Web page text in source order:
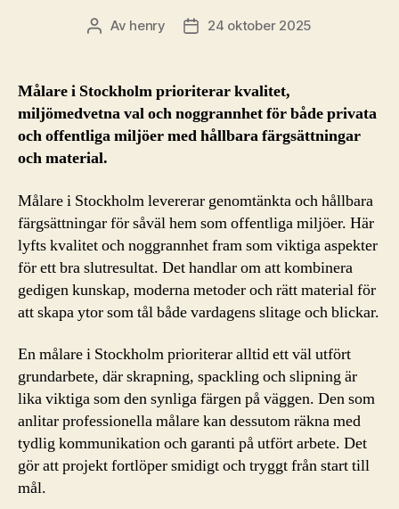
Inläggsförfattare
Av henry Inläggsdatum
24 oktober 2025
Målare i Stockholm prioriterar kvalitet,
miljömedvetna val och noggrannhet för både privata
och offentliga miljöer med hållbara färgsättningar
och material.
Målare i Stockholm levererar genomtänkta och hållbara
färgsättningar för såväl hem som offentliga miljöer. Här
lyfts kvalitet och noggrannhet fram som viktiga aspekter
för ett bra slutresultat. Det handlar om att kombinera
gedigen kunskap, moderna metoder och rätt material för
att skapa ytor som tål både vardagens slitage och blickar.
En målare i Stockholm prioriterar alltid ett väl utfört
grundarbete, där skrapning, spackling och slipning är
lika viktiga som den synliga färgen på väggen. Den som
anlitar professionella målare kan dessutom räkna med
tydlig kommunikation och garanti på utfört arbete. Det
gör att projekt fortlöper smidigt och tryggt från start till
mål.